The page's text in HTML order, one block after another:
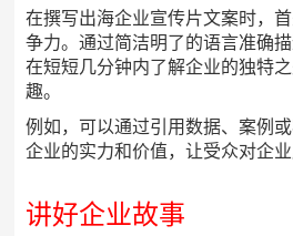
在撰写出海企业宣传片文案时，
争力。通过简洁明了的语言准确
在短短几分钟内了解企业的独特
趣。
例如，可以通过引用数据、案例
企业的实力和价值，让受众对企业
讲好企业故事